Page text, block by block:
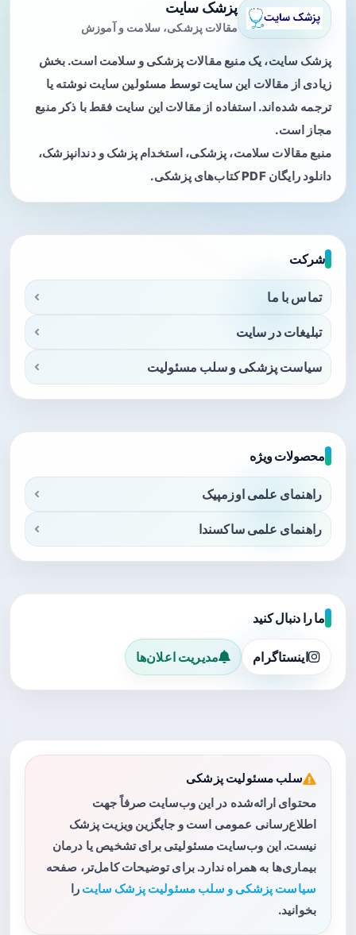
پزشک سایت
مقالات پزشکی، سلامت و آموزش
پزشک سایت، یک منبع مقالات پزشکی و سلامت است. بخش
زیادی از مقالات این سایت توسط مسئولین سایت نوشته یا
ترجمه شده‌اند. استفاده از مقالات این سایت فقط با ذکر منبع
مجاز است.
منبع مقالات سلامت، پزشکی، استخدام پزشک و دندانپزشک،
دانلود رایگان PDF کتاب‌های پزشکی.
شرکت
تماس با ما
تبلیغات در سایت
سیاست پزشکی و سلب مسئولیت
محصولات ویژه
راهنمای علمی اوزمپیک
راهنمای علمی ساکسندا
ما را دنبال کنید
اینستاگرام مدیریت اعلان‌ها
سلب مسئولیت پزشکی
محتوای ارائه‌شده در این وب‌سایت صرفاً جهت
اطلاع‌رسانی عمومی است و جایگزین ویزیت پزشک
نیست. این وب‌سایت مسئولیتی برای تشخیص یا درمان
بیماری‌ها به همراه ندارد. برای توضیحات کامل‌تر، صفحه
سیاست پزشکی و سلب مسئولیت پزشک سایت را
بخوانید.